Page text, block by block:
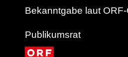
Bekanntgabe laut ORF-
Publikumsrat